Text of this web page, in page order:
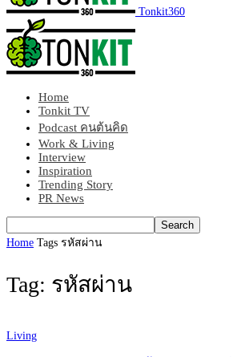
Tonkit360
Home
Tonkit TV
Podcast คนต้นคิด
Work & Living
Interview
Inspiration
Trending Story
PR News
Home Tags รหัสผ่าน
Tag: รหัสผ่าน
Living